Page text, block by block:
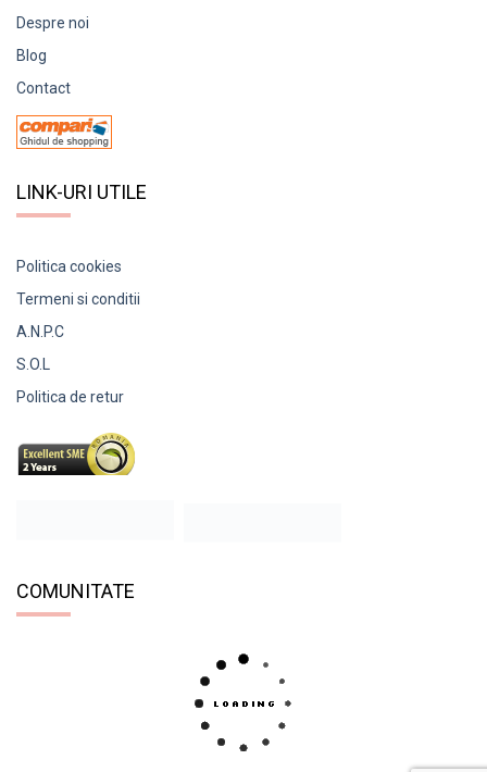
Despre noi
Blog
Contact
LINK-URI UTILE
Politica cookies
Termeni si conditii
A.N.P.C
S.O.L
Politica de retur
COMUNITATE